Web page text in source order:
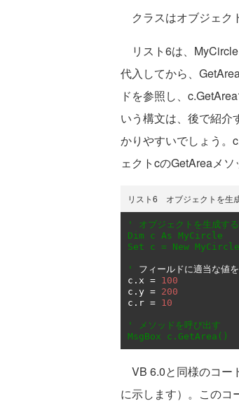
クラスはオブジェク
リスト6は、
代入してから、
ドを参照し、
いう構文は、後で紹介
かりやすいでしょう。
ェクトcのGetAreaメソ
リスト6 オブジェクトを生
' オブジェクトを生成する
Dim c As
Set c = New MyCircle
'
フィールドに適当な値
c . x = 100
c . y = 200
c . r = 10
' メソッドを呼び出す
MsgBox c.GetArea()
VB 6.0と同様のコー
に示します）。このコ